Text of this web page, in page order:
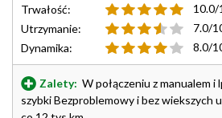
Trwałość:
10.0/
Utrzymanie:
7.0/
Dynamika:
8.0/
Zalety: W połączeniu z manualem i
szybki Bezproblemowy i bez wiekszych